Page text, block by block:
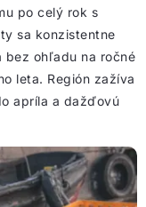
po celý rok s
sa konzistentne
bez ohľadu na ročné
leta. Región zažíva
apríla a dažďovú